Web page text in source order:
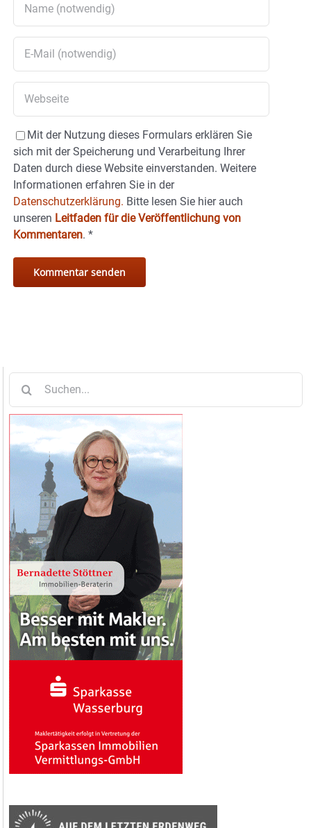
Mit der Nutzung dieses Formulars erklären Sie
sich mit der Speicherung und Verarbeitung Ihrer
Daten durch diese Website einverstanden. Weitere
Informationen erfahren Sie in der
Datenschutzerklärung. Bitte lesen Sie hier auch
unseren Leitfaden für die Veröffentlichung von
Kommentaren. *
nach: